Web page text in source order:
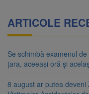
ARTICOLE
Se schimbă examenul
țara, aceeași oră și
8 august ar putea